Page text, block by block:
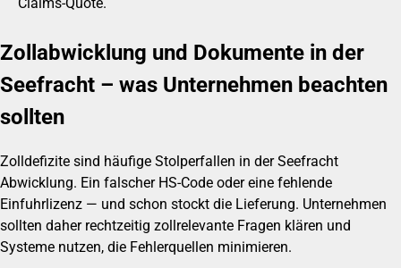
Zollabwicklung und Dokumente in der
Seefracht – was Unternehmen beachten
sollten
Zolldefizite sind häufige Stolperfallen in der Seefracht
Abwicklung. Ein falscher HS-Code oder eine fehlende
Einfuhrlizenz — und schon stockt die Lieferung. Unternehmen
sollten daher rechtzeitig zollrelevante Fragen klären und
Systeme nutzen, die Fehlerquellen minimieren.